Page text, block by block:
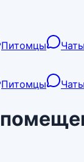
Питомцы Чаты
Питомцы Чаты